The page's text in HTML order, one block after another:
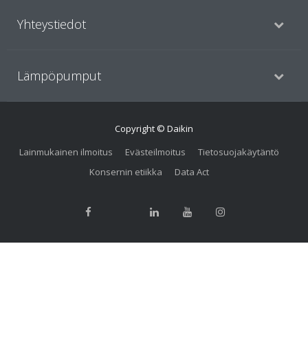
Yhteystiedot
Lämpöpumput
Copyright © Daikin
Lainmukainen ilmoitus
Evästeilmoitus
Tietosuojakäytäntö
Konsernin etiikka
Data Act